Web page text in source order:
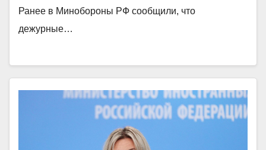
Ранее в Минобороны РФ сообщили, что
дежурные…